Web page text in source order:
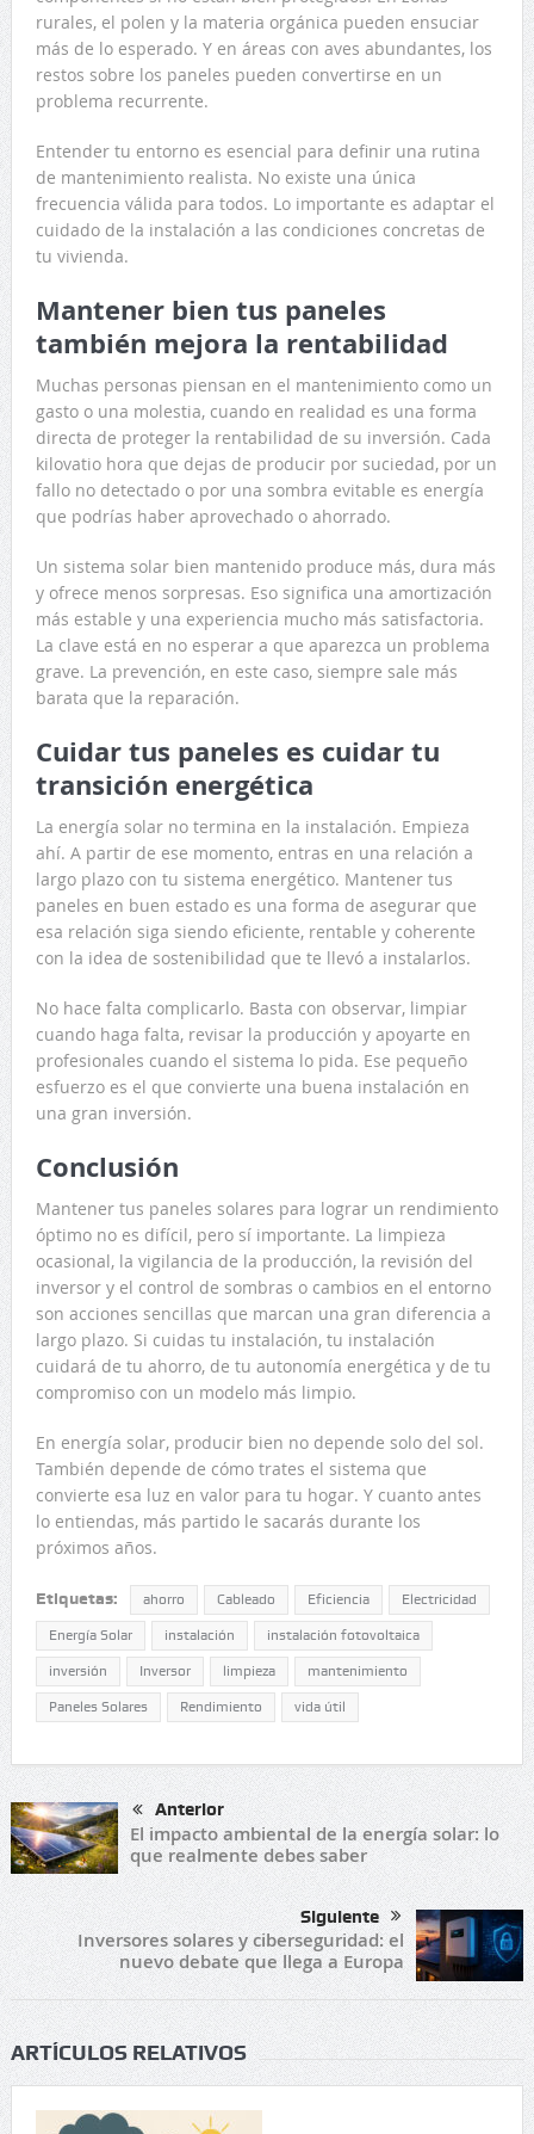
rurales, el polen y la materia orgánica pueden ensuciar
más de lo esperado. Y en áreas con aves abundantes, los
restos sobre los paneles pueden convertirse en un
problema recurrente.
Entender tu entorno es esencial para definir una rutina
de mantenimiento realista. No existe una única
frecuencia válida para todos. Lo importante es adaptar el
cuidado de la instalación a las condiciones concretas de
tu vivienda.
Mantener bien tus paneles
también mejora la rentabilidad
Muchas personas piensan en el mantenimiento como un
gasto o una molestia, cuando en realidad es una forma
directa de proteger la rentabilidad de su inversión. Cada
kilovatio hora que dejas de producir por suciedad, por un
fallo no detectado o por una sombra evitable es energía
que podrías haber aprovechado o ahorrado.
Un sistema solar bien mantenido produce más, dura más
y ofrece menos sorpresas. Eso significa una amortización
más estable y una experiencia mucho más satisfactoria.
La clave está en no esperar a que aparezca un problema
grave. La prevención, en este caso, siempre sale más
barata que la reparación.
Cuidar tus paneles es cuidar tu
transición energética
La energía solar no termina en la instalación. Empieza
ahí. A partir de ese momento, entras en una relación a
largo plazo con tu sistema energético. Mantener tus
paneles en buen estado es una forma de asegurar que
esa relación siga siendo eficiente, rentable y coherente
con la idea de sostenibilidad que te llevó a instalarlos.
No hace falta complicarlo. Basta con observar, limpiar
cuando haga falta, revisar la producción y apoyarte en
profesionales cuando el sistema lo pida. Ese pequeño
esfuerzo es el que convierte una buena instalación en
una gran inversión.
Conclusión
Mantener tus paneles solares para lograr un rendimiento
óptimo no es difícil, pero sí importante. La limpieza
ocasional, la vigilancia de la producción, la revisión del
inversor y el control de sombras o cambios en el entorno
son acciones sencillas que marcan una gran diferencia a
largo plazo. Si cuidas tu instalación, tu instalación
cuidará de tu ahorro, de tu autonomía energética y de tu
compromiso con un modelo más limpio.
En energía solar, producir bien no depende solo del sol.
También depende de cómo trates el sistema que
convierte esa luz en valor para tu hogar. Y cuanto antes
lo entiendas, más partido le sacarás durante los
próximos años.
Etiquetas: ahorro Cableado Eficiencia Electricidad
Energía Solar instalación instalación fotovoltaica
inversión Inversor limpieza mantenimiento
Paneles Solares Rendimiento vida útil
Anterior
El impacto ambiental de la energía solar: lo
que realmente debes saber
Siguiente
Inversores solares y ciberseguridad: el
nuevo debate que llega a Europa
ARTÍCULOS RELATIVOS